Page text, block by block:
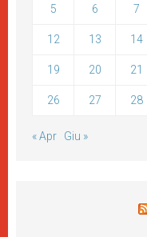
5 6 7
12 13 14
19 20 21
26 27 28
« Apr Giu »